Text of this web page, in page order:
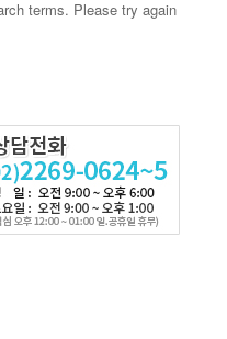
terms. Please try again